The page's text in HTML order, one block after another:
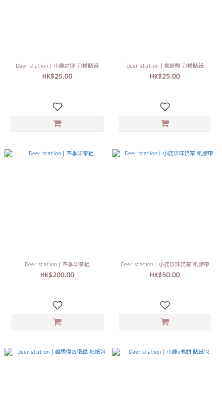
Deer station｜小鹿之撻 刀模貼紙
HK$25.00
Deer station｜宮崎駿 刀模貼紙
HK$25.00
Deer station｜四季印章組
HK$200.00
Deer station｜小鹿珍珠奶茶 紙膠帶
HK$50.00